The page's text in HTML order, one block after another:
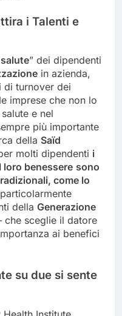
i Talenti e
” dei dipendenti
in azienda,
di turnover dei
imprese che non lo
e nel
più importante
della Saïd
molti dipendenti i
benessere sono
come lo
della Generazione
che sceglie il datore
ai benefici
su due si sente